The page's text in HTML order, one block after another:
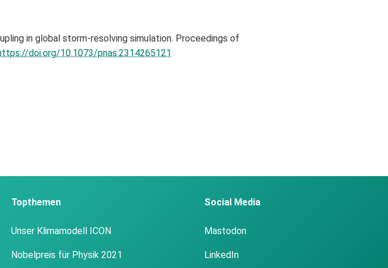
in global storm-resolving simulation. Proceedings of
doi.org/10.1073/pnas.2314265121
Topthemen
Unser Klimamodell ICON
Nobelpreis für Physik 2021
Social Media
Mastodon
LinkedIn